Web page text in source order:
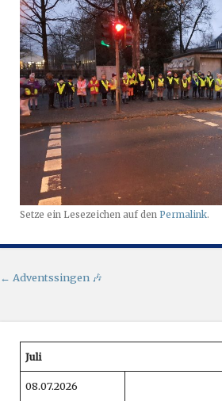
Setze ein Lesezeichen auf den Permalink.
Artikel-Navigation
← Adventssingen 🎶
Juli
08.07.2026